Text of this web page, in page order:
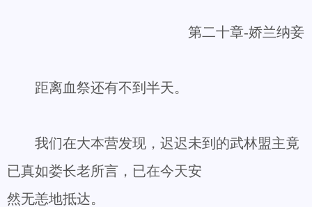
第二十章-娇兰纳妾
距离血祭还有不到半天。
我们在大本营发现，迟迟未到的武林盟主竟
已真如娄长老所言，已在今天安
然无恙地抵达。